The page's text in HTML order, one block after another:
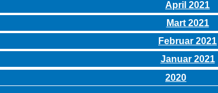
April 2021
Mart 2021
Februar 2021
Januar 2021
2020